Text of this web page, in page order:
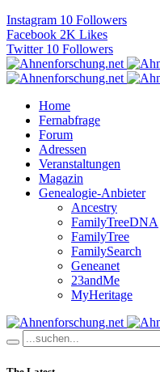
Instagram 10 Followers
Facebook 2K Likes
Twitter 10 Followers
Home
Fernabfrage
Forum
Adressen
Veranstaltungen
Magazin
Genealogie-Anbieter
Ancestry
FamilyTreeDNA
FamilyTree
FamilySearch
Geneanet
23andMe
MyHeritage